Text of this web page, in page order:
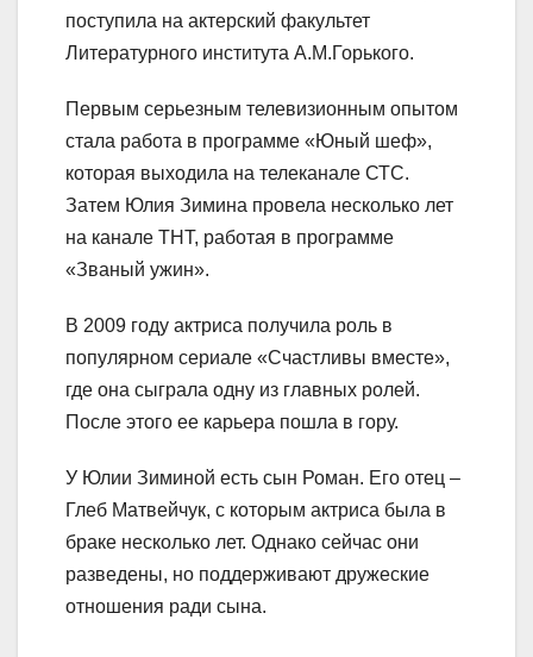
поступила на актерский факультет
Литературного института А.М.Горького.
Первым серьезным телевизионным опытом
стала работа в программе «Юный шеф»,
которая выходила на телеканале СТС.
Затем Юлия Зимина провела несколько лет
на канале ТНТ, работая в программе
«Званый ужин».
В 2009 году актриса получила роль в
популярном сериале «Счастливы вместе»,
где она сыграла одну из главных ролей.
После этого ее карьера пошла в гору.
У Юлии Зиминой есть сын Роман. Его отец –
Глеб Матвейчук, с которым актриса была в
браке несколько лет. Однако сейчас они
разведены, но поддерживают дружеские
отношения ради сына.